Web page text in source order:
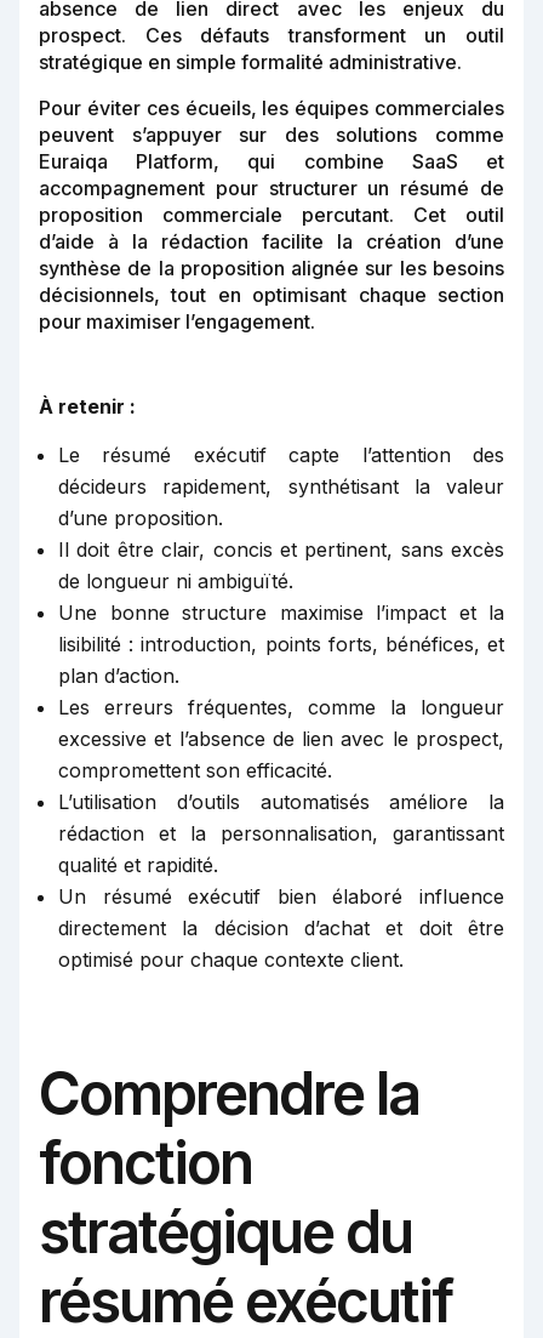
absence de lien direct avec les enjeux du
prospect. Ces défauts transforment un outil
stratégique en simple formalité administrative.
Pour éviter ces écueils, les équipes commerciales
peuvent s’appuyer sur des solutions comme
Euraiqa Platform, qui combine SaaS et
accompagnement pour structurer un résumé de
proposition commerciale percutant. Cet outil
d’aide à la rédaction facilite la création d’une
synthèse de la proposition alignée sur les besoins
décisionnels, tout en optimisant chaque section
pour maximiser l’engagement.
À retenir :
Le résumé exécutif capte l’attention des
décideurs rapidement, synthétisant la valeur
d’une proposition.
Il doit être clair, concis et pertinent, sans excès
de longueur ni ambiguïté.
Une bonne structure maximise l’impact et la
lisibilité : introduction, points forts, bénéfices, et
plan d’action.
Les erreurs fréquentes, comme la longueur
excessive et l’absence de lien avec le prospect,
compromettent son efficacité.
L’utilisation d’outils automatisés améliore la
rédaction et la personnalisation, garantissant
qualité et rapidité.
Un résumé exécutif bien élaboré influence
directement la décision d’achat et doit être
optimisé pour chaque contexte client.
Comprendre la
fonction
stratégique du
résumé exécutif